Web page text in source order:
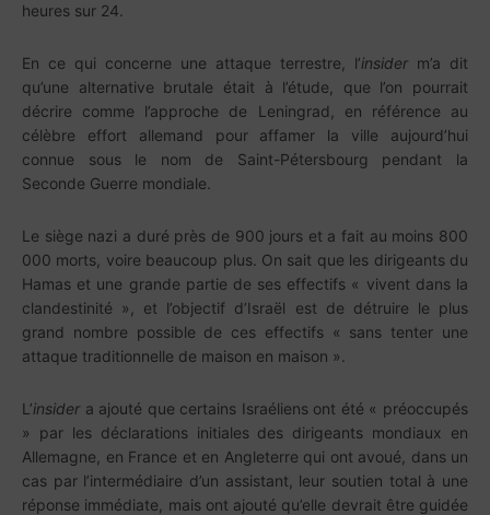
heures sur 24.
En ce qui concerne une attaque terrestre, l’insider m’a dit
qu’une alternative brutale était à l’étude, que l’on pourrait
décrire comme l’approche de Leningrad, en référence au
célèbre effort allemand pour affamer la ville aujourd’hui
connue sous le nom de Saint-Pétersbourg pendant la
Seconde Guerre mondiale.
Le siège nazi a duré près de 900 jours et a fait au moins 800
000 morts, voire beaucoup plus. On sait que les dirigeants du
Hamas et une grande partie de ses effectifs « vivent dans la
clandestinité », et l’objectif d’Israël est de détruire le plus
grand nombre possible de ces effectifs « sans tenter une
attaque traditionnelle de maison en maison ».
L’insider a ajouté que certains Israéliens ont été « préoccupés
» par les déclarations initiales des dirigeants mondiaux en
Allemagne, en France et en Angleterre qui ont avoué, dans un
cas par l’intermédiaire d’un assistant, leur soutien total à une
réponse immédiate, mais ont ajouté qu’elle devrait être guidée